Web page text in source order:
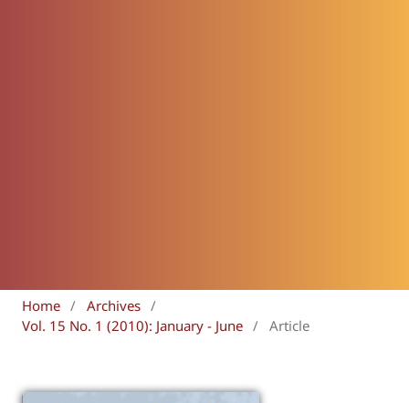
Home / Archives /
Vol. 15 No. 1 (2010): January - June / Article